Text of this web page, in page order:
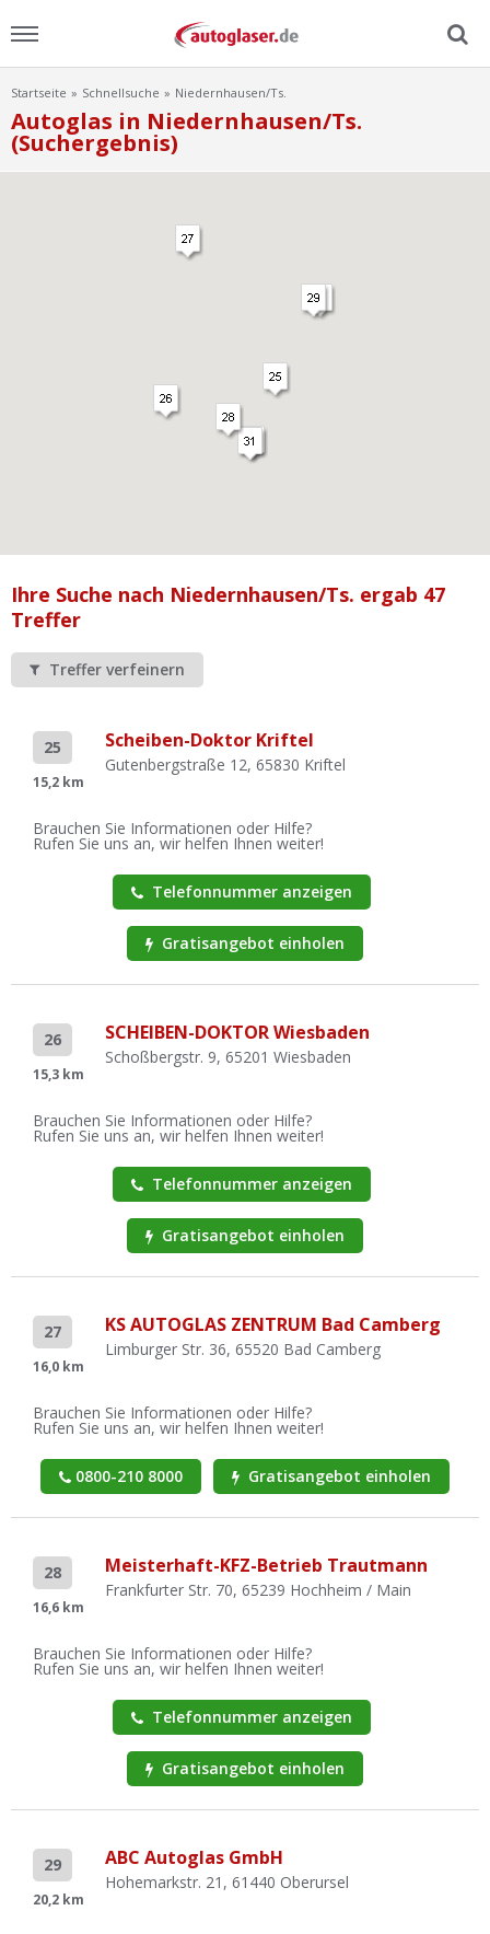
Menu
Home
Werkstatt Login
Startseite Schnellsuche Niedernhausen/Ts.
Autoglas in Niedernhausen/Ts.
(Suchergebnis)
Ihre Suche nach Niedernhausen/Ts. ergab 47
Treffer
Treffer verfeinern
25
15,2 km
Scheiben-Doktor Kriftel
Gutenbergstraße 12, 65830 Kriftel
Brauchen Sie Informationen oder Hilfe?
Rufen Sie uns an, wir helfen Ihnen weiter!
Telefonnummer anzeigen
Gratisangebot einholen
26
15,3 km
SCHEIBEN-DOKTOR Wiesbaden
Schoßbergstr. 9, 65201 Wiesbaden
Brauchen Sie Informationen oder Hilfe?
Rufen Sie uns an, wir helfen Ihnen weiter!
Telefonnummer anzeigen
Gratisangebot einholen
27
16,0 km
KS AUTOGLAS ZENTRUM Bad Camberg
Limburger Str. 36, 65520 Bad Camberg
Brauchen Sie Informationen oder Hilfe?
Rufen Sie uns an, wir helfen Ihnen weiter!
0800-210 8000 Gratisangebot einholen
28
16,6 km
Meisterhaft-KFZ-Betrieb Trautmann
Frankfurter Str. 70, 65239 Hochheim / Main
Brauchen Sie Informationen oder Hilfe?
Rufen Sie uns an, wir helfen Ihnen weiter!
Telefonnummer anzeigen
Gratisangebot einholen
29
20,2 km
ABC Autoglas GmbH
Hohemarkstr. 21, 61440 Oberursel